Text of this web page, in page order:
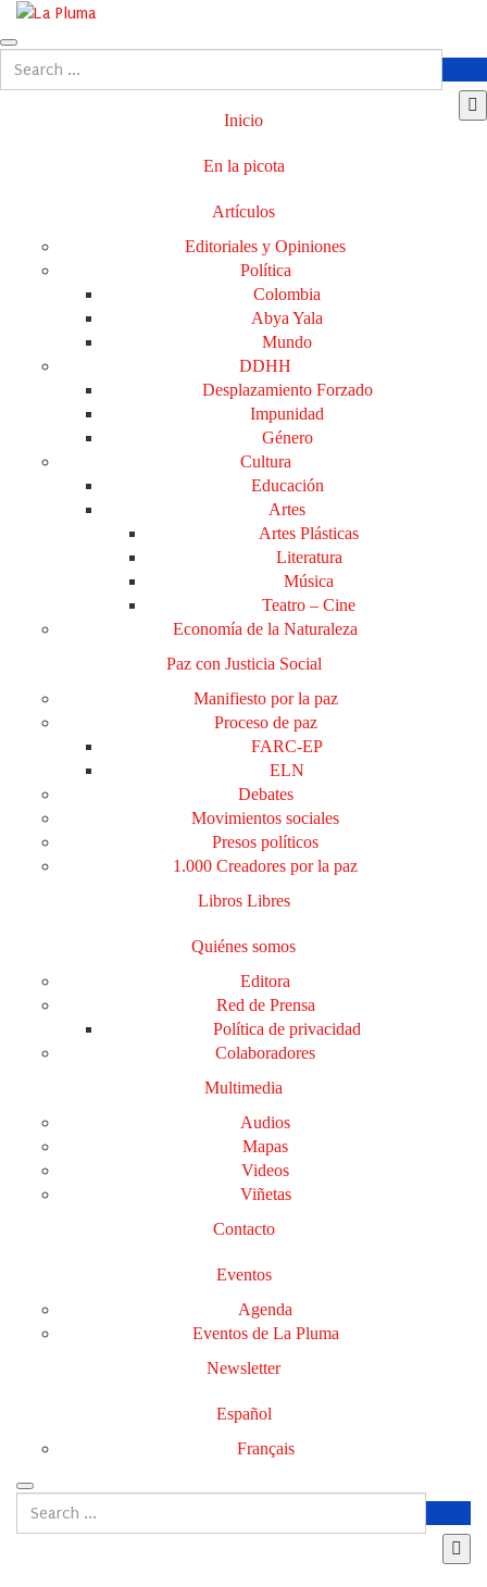
Inicio
En la picota
Artículos
Editoriales y Opiniones
Política
Colombia
Abya Yala
Mundo
DDHH
Desplazamiento Forzado
Impunidad
Género
Cultura
Educación
Artes
Artes Plásticas
Literatura
Música
Teatro – Cine
Economía de la Naturaleza
Paz con Justicia Social
Manifiesto por la paz
Proceso de paz
FARC-EP
ELN
Debates
Movimientos sociales
Presos políticos
1.000 Creadores por la paz
Libros Libres
Quiénes somos
Editora
Red de Prensa
Política de privacidad
Colaboradores
Multimedia
Audios
Mapas
Videos
Viñetas
Contacto
Eventos
Agenda
Eventos de La Pluma
Newsletter
Español
Français